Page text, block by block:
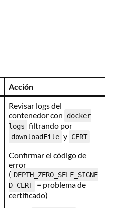
Acción
Revisar logs del
contenedor con
docker
logs filtrando por
downloadFile y CERT
Confirmar el código de
error
( DEPTH_ZERO_SELF_SIGNE
D_CERT = problema de
certificado)